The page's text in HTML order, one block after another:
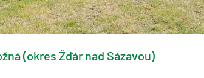
(okres Žďár nad Sázavou)